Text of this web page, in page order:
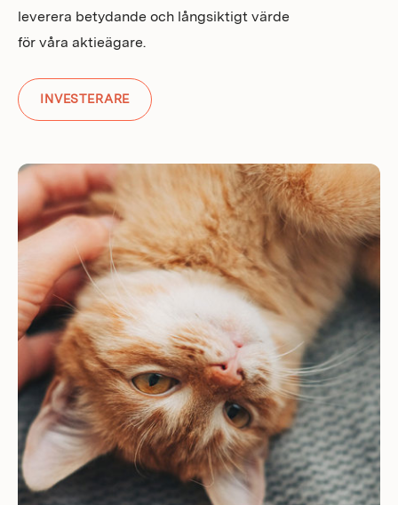
leverera betydande och långsiktigt värde
för våra aktieägare.
INVESTERARE